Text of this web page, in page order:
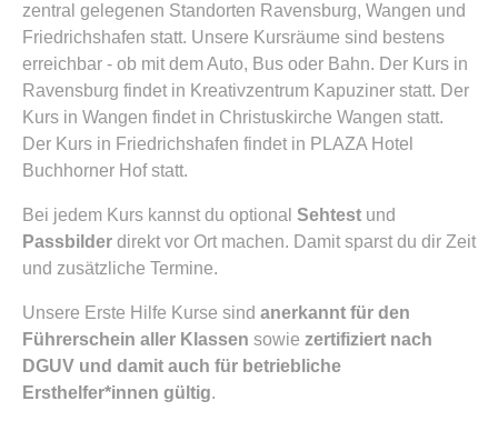
zentral gelegenen Standorten Ravensburg, Wangen und
Friedrichshafen statt. Unsere Kursräume sind bestens
erreichbar - ob mit dem Auto, Bus oder Bahn. Der Kurs in
Ravensburg findet in Kreativzentrum Kapuziner statt. Der
Kurs in Wangen findet in Christuskirche Wangen statt.
Der Kurs in Friedrichshafen findet in PLAZA Hotel
Buchhorner Hof statt.
Bei jedem Kurs kannst du optional Sehtest und
Passbilder direkt vor Ort machen. Damit sparst du dir Zeit
und zusätzliche Termine.
Unsere Erste Hilfe Kurse sind anerkannt für den
Führerschein aller Klassen sowie zertifiziert nach
DGUV und damit auch für betriebliche
Ersthelfer*innen gültig.